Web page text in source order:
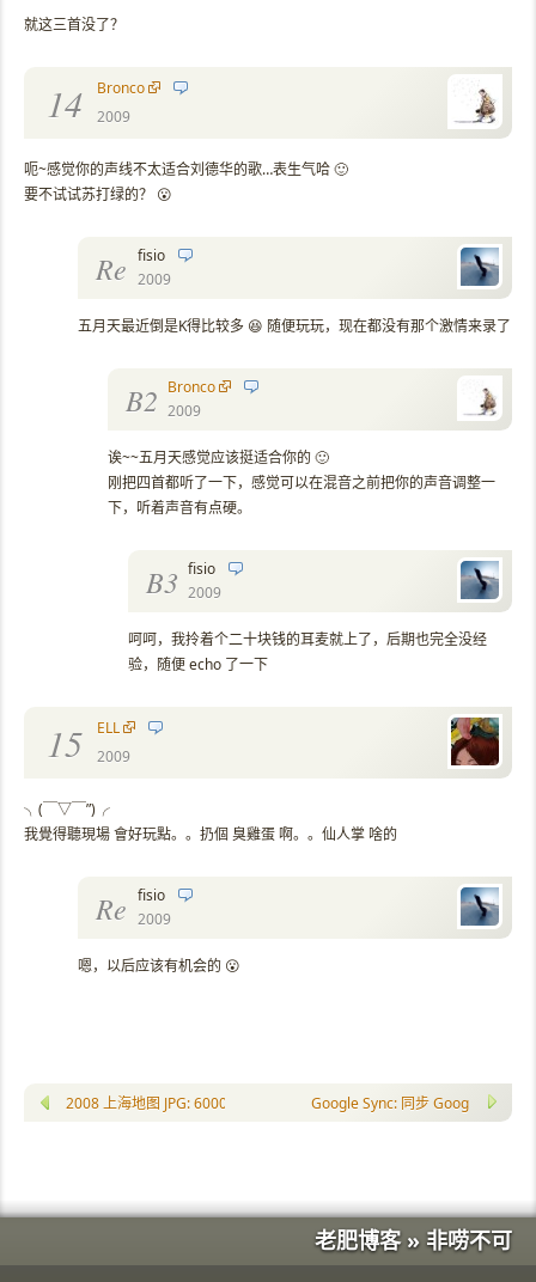
就这三首没了？
14
Bronco
2009
呃~感觉你的声线不太适合刘德华的歌…表生气哈 🙂
要不试试苏打绿的？ 😮
Re fisio
2009
五月天最近倒是K得比较多 😆 随便玩玩，现在都没有那个激情来录了
B2 Bronco
2009
诶~~五月天感觉应该挺适合你的 🙂
刚把四首都听了一下，感觉可以在混音之前把你的声音调整一
下，听着声音有点硬。
B3 fisio
2009
呵呵，我拎着个二十块钱的耳麦就上了，后期也完全没经
验，随便 echo 了一下
15
ELL
2009
╮(￣▽￣”)╭
我覺得聽現場 會好玩點。。扔個 臭雞蛋 啊。。仙人掌 啥的
Re fisio
2009
嗯，以后应该有机会的 😮
2008 上海地图 JPG: 6000*5000px Google Sync: 同步 Google 日历到
老肥博客 » 非唠不可